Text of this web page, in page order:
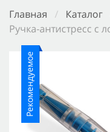
Главная / Каталог
Ручка-антистресс с
Рекомендуемое